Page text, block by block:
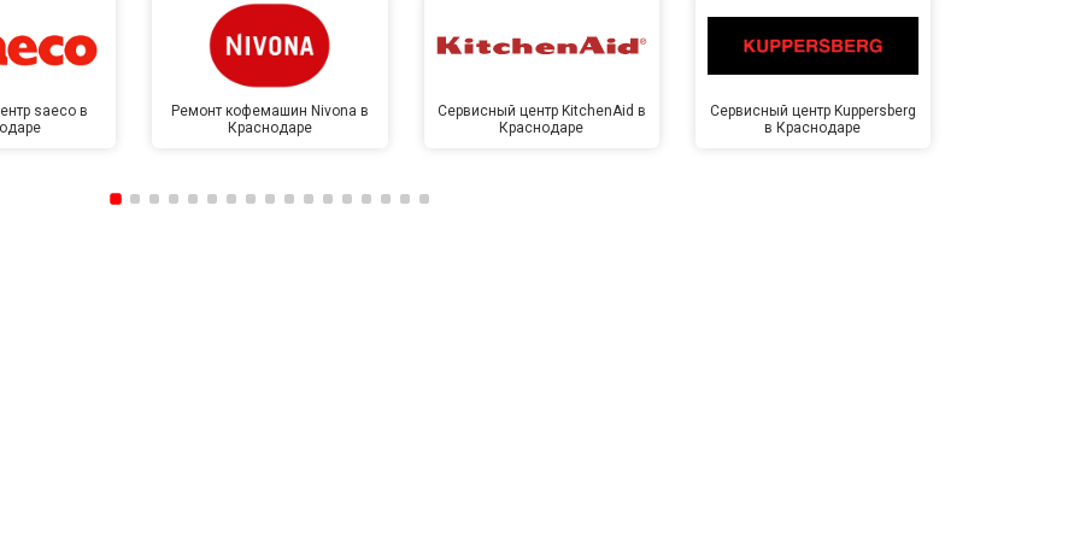
saeco в
Ремонт кофемашин Nivona в
Краснодаре
Сервисный центр KitchenAid в
Краснодаре
Сервисный центр Kuppersberg
в Краснодаре